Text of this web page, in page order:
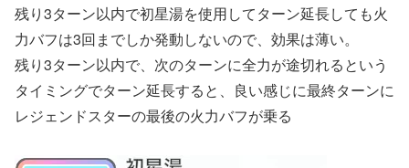
残り3ターン以内で初星湯を使用してターン延長しても火
力バフは3回までしか発動しないので、効果は薄い。
残り3ターン以内で、次のターンに全力が途切れるという
タイミングでターン延長すると、良い感じに最終ターンに
レジェンドスターの最後の火力バフが乗る